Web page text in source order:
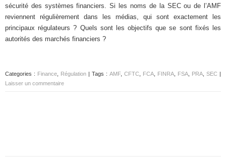
sécurité des systèmes financiers. Si les noms de la SEC ou de l’AMF
reviennent régulièrement dans les médias, qui sont exactement les
principaux régulateurs ? Quels sont les objectifs que se sont fixés les
autorités des marchés financiers ?
Categories : Finance Régulation | Tags : AMF, CFTC, FCA, FINRA, FSA, PRA, SEC |
Laisser un commentaire